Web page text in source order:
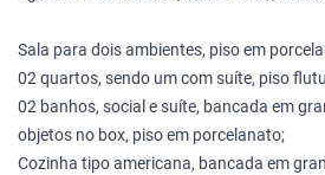
Sala para dois ambientes, piso em
02 quartos, sendo um com suíte, piso
02 banhos, social e suíte, bancada em
objetos no box, piso em porcelanato;
Cozinha tipo americana, bancada em